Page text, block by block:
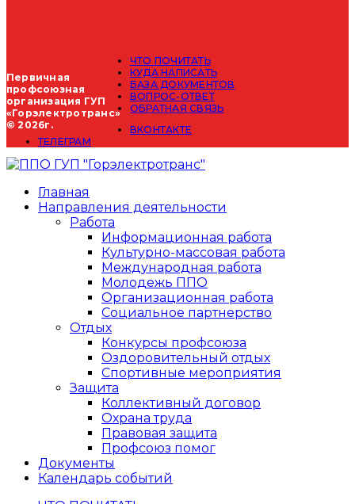
Первичная
профсоюзная
организация ГУП
«Горэлектротранс»
© 2026г.
ЧТО ПОЧИТАТЬ
КУДА НАПИСАТЬ
БАЗА ДОКУМЕНТОВ
ВОПРОС-ОТВЕТ
ОБРАТНАЯ СВЯЗЬ
ВКОНТАКТЕ
ТЕЛЕГРАМ
Главная
Направления деятельности
Работа
Информационная работа
Культурно-массовая работа
Международная работа
Молодежь ППО
Организационная работа
Социальное партнерство
Отдых
Конкурсы профсоюза
Оздоровительный отдых
Спортивные мероприятия
Защита
Коллективный договор
Охрана труда
Правовая защита
Профсоюз помог
Документы
Календарь событий